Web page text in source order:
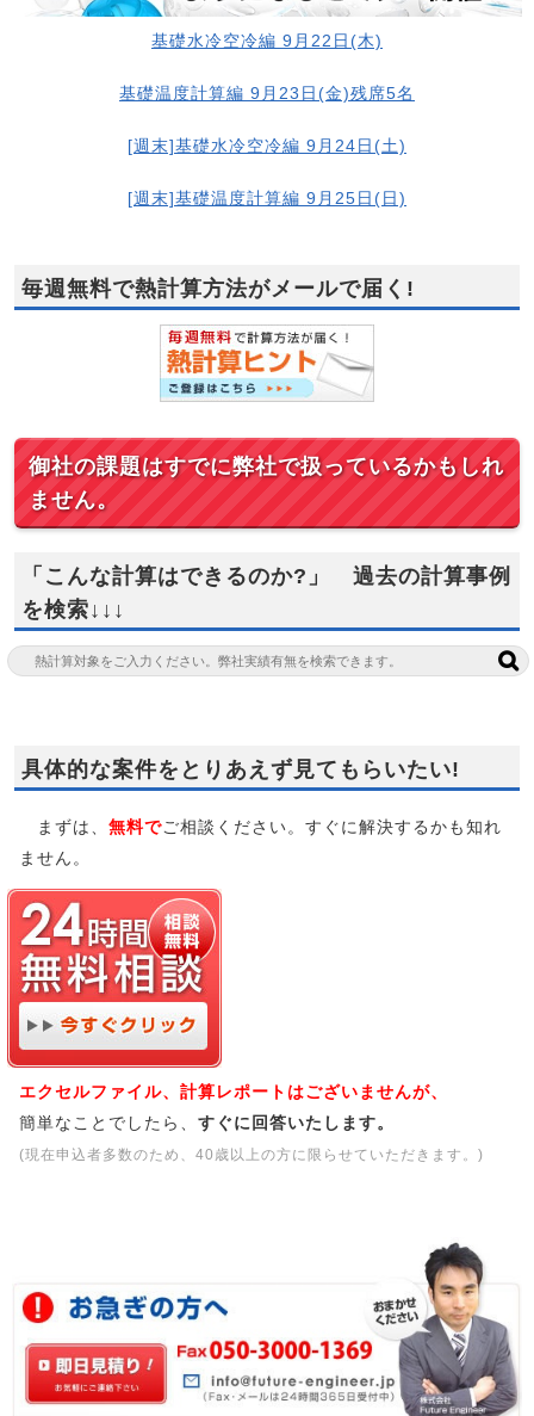
基礎水冷空冷編 9月22日(木)
基礎温度計算編 9月23日(金)残席5名
[週末]基礎水冷空冷編 9月24日(土)
[週末]基礎温度計算編 9月25日(日)
毎週無料で熱計算方法がメールで届く!
御社の課題はすでに弊社で扱っているかもしれ
ません。
「こんな計算はできるのか?」 過去の計算事例
を検索↓↓↓
具体的な案件をとりあえず見てもらいたい!
まずは、 無料でご相談ください。すぐに解決するかも知れ
ません。
エクセルファイル、計算レポートはございませんが、
簡単なことでしたら、 すぐに回答いたします。
(現在申込者多数のため、40歳以上の方に限らせていただきます。)